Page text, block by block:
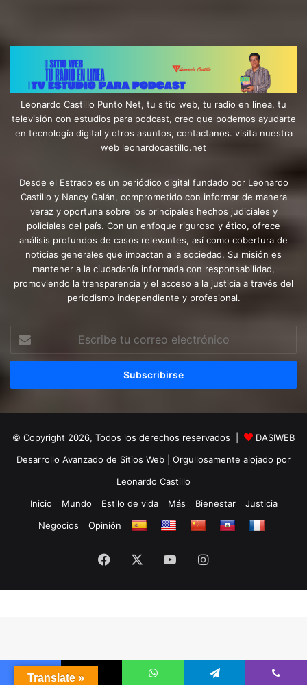
Leonardo Castillo Punto Net, tu sitio web, tu radio en línea, tu
televisión con estudios para podcast, creo que podemos ayudarte
en tecnología digital y otros asuntos, contactanos. visita nuestra
web leonardocastillo.net
Desde el Estrado es un periódico digital fundado por Leonardo
Castillo y Nancy Galán, comprometido con informar de manera
veraz y oportuna sobre los principales hechos judiciales y
policiales del país. Con un enfoque riguroso y ético, ofrece
análisis profundos de casos relevantes, así como cobertura de
noticias generales que impactan a la sociedad. Su misión es
mantener a la ciudadanía informada con responsabilidad,
promoviendo la transparencia y el acceso a la justicia a través del
periodismo independiente y profesional.
correo
© Copyright 2026, Todos los derechos reservados |
DASIWEB
Desarrollo Avanzado de Sitios Web | Orgullosamente alojado por
Leonardo Castillo
Inicio
Mundo Estilo de vida Más Bienestar
Justicia
Negocios
Opinión
Facebook YouTubeInstagram
Translate »